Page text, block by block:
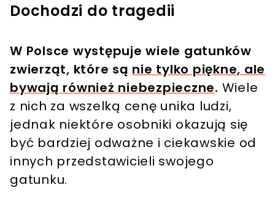
Dochodzi do tragedii
W Polsce występuje wiele gatunków
zwierząt, które są nie tylko piękne, ale
bywają również niebezpieczne. Wiele
z nich za wszelką cenę unika ludzi,
jednak niektóre osobniki okazują się
być bardziej odważne i ciekawskie od
innych przedstawicieli swojego
gatunku.